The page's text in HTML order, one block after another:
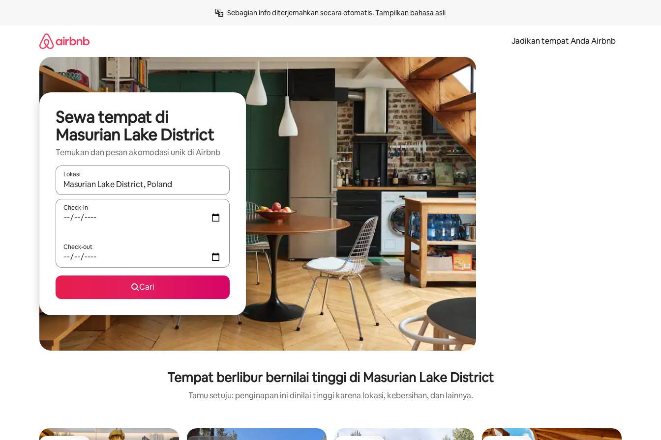
Sebagian info diterjemahkan secara otomatis. Tampilkan bahasa asli
Jadikan tempat Anda Airbnb
Sewa tempat di
Masurian Lake District
Temukan dan pesan akomodasi unik di Airbnb
Lokasi
Jika hasil yang dicari tersedia, telusuri dengan tombol panah ke atas dan ke bawah atau jelajahi dengan sentuhan atau gerakan menggeser.
Check-in
Check-out
Cari
Tempat berlibur bernilai tinggi di Masurian Lake District
Tamu setuju: penginapan ini dinilai tinggi karena lokasi, kebersihan, dan lainnya.